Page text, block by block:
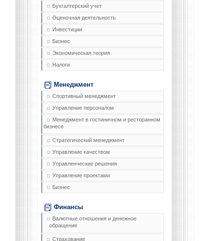
Бухгалтерский учет
Оценочная деятельность
Инвестиции
Бизнес
Экономическая теория
Налоги
Менеджмент
Спортивный менеджмент
Управление персоналом
Менеджмент в гостиничном и ресторанном
бизнесе
Стратегический менеджмент
Управление качеством
Управленческие решения
Управление проектами
Бизнес
Финансы
Валютные отношения и денежное
обращение
Страхование